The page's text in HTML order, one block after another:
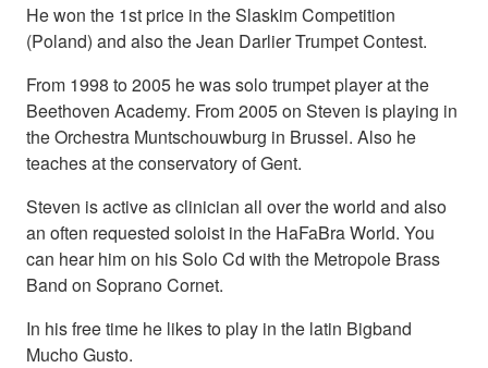
He won the 1st price in the Slaskim Competition
(Poland) and also the Jean Darlier Trumpet Contest.
From 1998 to 2005 he was solo trumpet player at the
Beethoven Academy. From 2005 on Steven is playing in
the Orchestra Muntschouwburg in Brussel. Also he
teaches at the conservatory of Gent.
Steven is active as clinician all over the world and also
an often requested soloist in the HaFaBra World. You
can hear him on his Solo Cd with the Metropole Brass
Band on Soprano Cornet.
In his free time he likes to play in the latin Bigband
Mucho Gusto.